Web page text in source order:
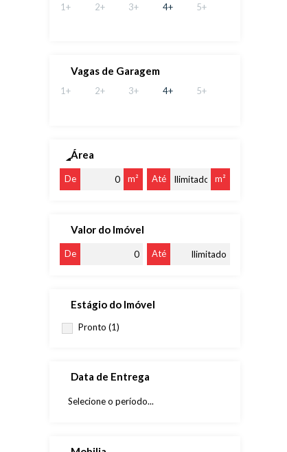
1+ 2+ 3+ 4+ 5+
Vagas de Garagem
1+ 2+ 3+ 4+ 5+
Área
De m² Até m²
Valor do Imóvel
De Até
Estágio do Imóvel
Pronto (1)
Data de Entrega